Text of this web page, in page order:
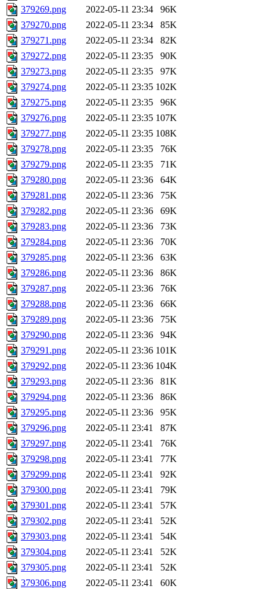
379269.png
2022-05-11 23:34
96K
379270.png
2022-05-11 23:34
85K
379271.png
2022-05-11 23:34
82K
379272.png
2022-05-11 23:35
90K
379273.png
2022-05-11 23:35
97K
379274.png
2022-05-11 23:35 102K
379275.png
2022-05-11 23:35
96K
379276.png
2022-05-11 23:35 107K
379277.png
2022-05-11 23:35 108K
379278.png
2022-05-11 23:35
76K
379279.png
2022-05-11 23:35
71K
379280.png
2022-05-11 23:36
64K
379281.png
2022-05-11 23:36
75K
379282.png
2022-05-11 23:36
69K
379283.png
2022-05-11 23:36
73K
379284.png
2022-05-11 23:36
70K
379285.png
2022-05-11 23:36
63K
379286.png
2022-05-11 23:36
86K
379287.png
2022-05-11 23:36
76K
379288.png
2022-05-11 23:36
66K
379289.png
2022-05-11 23:36
75K
379290.png
2022-05-11 23:36
94K
379291.png
2022-05-11 23:36 101K
379292.png
2022-05-11 23:36 104K
379293.png
2022-05-11 23:36
81K
379294.png
2022-05-11 23:36
86K
379295.png
2022-05-11 23:36
95K
379296.png
2022-05-11 23:41
87K
379297.png
2022-05-11 23:41
76K
379298.png
2022-05-11 23:41
77K
379299.png
2022-05-11 23:41
92K
379300.png
2022-05-11 23:41
79K
379301.png
2022-05-11 23:41
57K
379302.png
2022-05-11 23:41
52K
379303.png
2022-05-11 23:41
54K
379304.png
2022-05-11 23:41
52K
379305.png
2022-05-11 23:41
52K
379306.png
2022-05-11 23:41
60K